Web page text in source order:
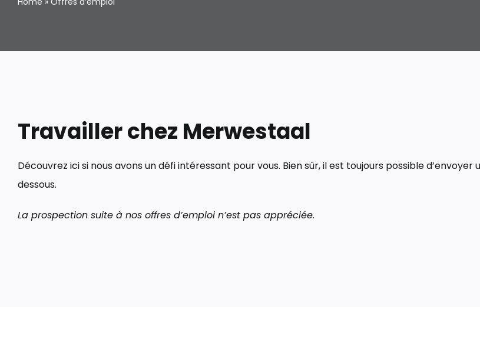
Travailler chez Merwestaal
Découvrez ici si nous avons un défi intéressant pour vous. Bien sûr, il est toujours possible
dessous.
La prospection suite à nos offres d’emploi n’est pas appréciée.